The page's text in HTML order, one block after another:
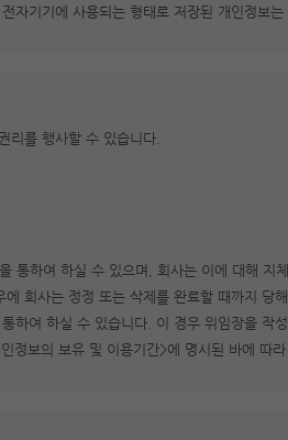
자기기에 사용되는 형태로 저장된 개인정보
리를 행사할 수 있습니다.
하여 하실 수 있으며, 회사는 이에 대해 지
회사는 정정 또는 삭제를 완료할 때까지 당
여 하실 수 있습니다. 이 경우 위임장을 작
정보의 보유 및 이용기간>에 명시된 바에 따